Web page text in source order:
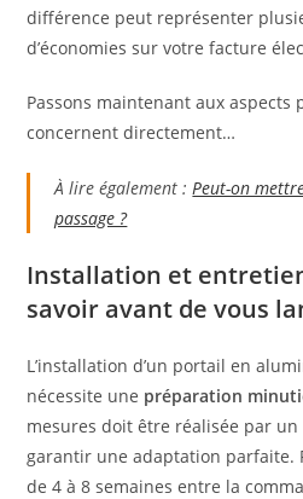
différence peut représenter
d’économies sur votre facture
Passons maintenant aux aspects
concernent directement…
À lire également : Peut-on
passage ?
Installation et
savoir avant de vous
L’installation d’un portail en
nécessite une préparation
mesures doit être réalisée par
garantir une adaptation parfaite.
de 4 à 8 semaines entre la